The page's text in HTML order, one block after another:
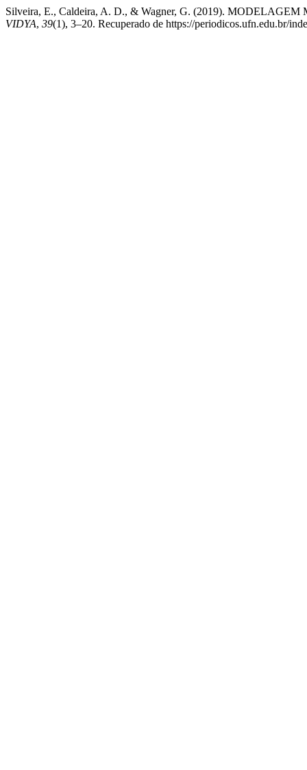
Silveira, E., Caldeira, A. D., & Wagner, G. (2019).
VIDYA, 39(1), 3–20. Recuperado de https://periodicos.ufn.edu.br/